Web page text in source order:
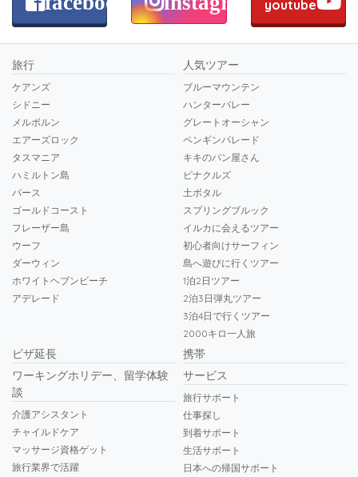
youtube
旅行
ケアンズ
シドニー
メルボルン
エアーズロック
タスマニア
ハミルトン島
パース
ゴールドコースト
フレーザー島
ウーフ
ダーウィン
ホワイトヘブンビーチ
アデレード
人気ツアー
ブルーマウンテン
ハンターバレー
グレートオーシャン
ペンギンパレード
キキのパン屋さん
ピナクルズ
土ボタル
スプリングブルック
イルカに会えるツアー
初心者向けサーフィン
島へ遊びに行くツアー
1泊2日ツアー
2泊3日弾丸ツアー
3泊4日で行くツアー
2000キロ一人旅
ビザ延長
ワーキングホリデー、留学体験
談
介護アシスタント
チャイルドケア
マッサージ資格ゲット
旅行業界で活躍
携帯
サービス
旅行サポート
仕事探し
到着サポート
生活サポート
日本への帰国サポート